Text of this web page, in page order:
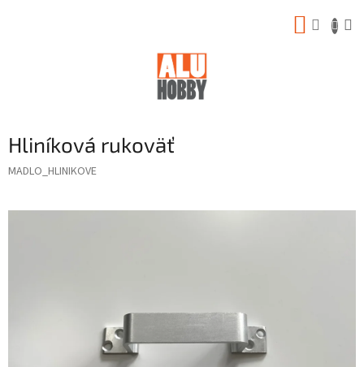
Hliníková rukoväť
MADLO_HLINIKOVE